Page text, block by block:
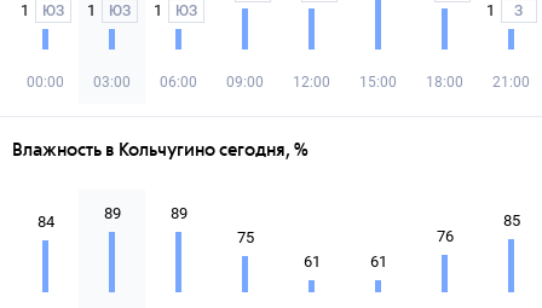
1 ЮЗ
00:00
1 ЮЗ
03:00
1 ЮЗ
06:00 09:00 12:00 15:00 18:00
1 З
21:00
Влажность в Кольчугино сегодня, %
84 89 89
75
61 61
76
85